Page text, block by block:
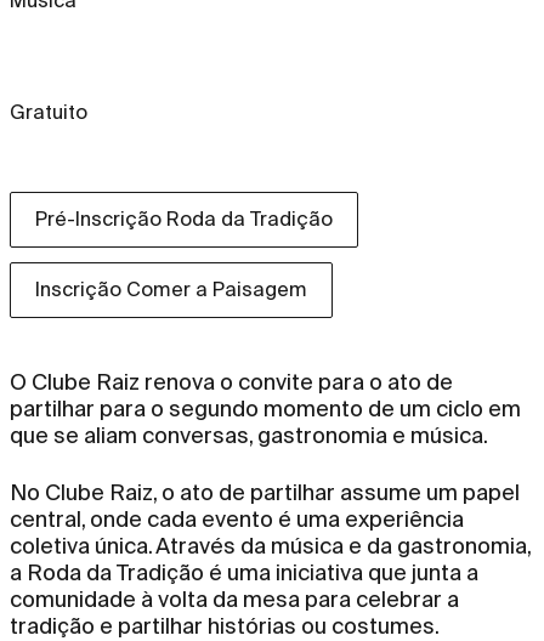
Gratuito
Pré-Inscrição Roda da Tradição
Inscrição Comer a Paisagem
O Clube Raiz renova o convite para o ato de
partilhar para o segundo momento de um ciclo em
que se aliam conversas, gastronomia e música.
No Clube Raiz, o ato de partilhar assume um papel
central, onde cada evento é uma experiência
coletiva única. Através da música e da gastronomia,
a Roda da Tradição é uma iniciativa que junta a
comunidade à volta da mesa para celebrar a
tradição e partilhar histórias ou costumes.